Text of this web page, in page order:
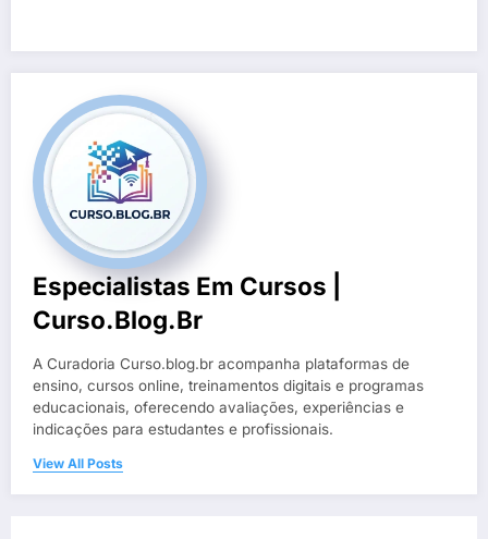
Especialistas Em Cursos |
Curso.blog.br
A Curadoria Curso.blog.br acompanha plataformas de
ensino, cursos online, treinamentos digitais e programas
educacionais, oferecendo avaliações, experiências e
indicações para estudantes e profissionais.
View All Posts